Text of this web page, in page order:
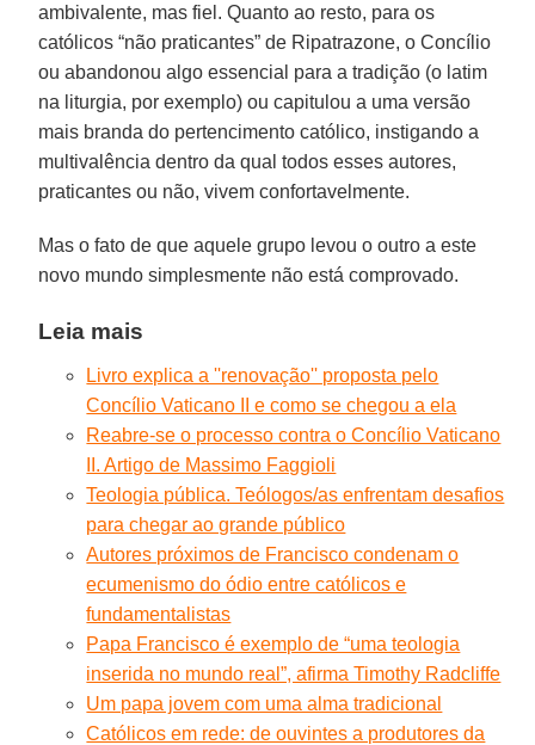
ambivalente, mas fiel. Quanto ao resto, para os
católicos “não praticantes” de Ripatrazone, o Concílio
ou abandonou algo essencial para a tradição (o latim
na liturgia, por exemplo) ou capitulou a uma versão
mais branda do pertencimento católico, instigando a
multivalência dentro da qual todos esses autores,
praticantes ou não, vivem confortavelmente.
Mas o fato de que aquele grupo levou o outro a este
novo mundo simplesmente não está comprovado.
Leia mais
Livro explica a ''renovação'' proposta pelo
Concílio Vaticano II e como se chegou a ela
Reabre-se o processo contra o Concílio Vaticano
II. Artigo de Massimo Faggioli
Teologia pública. Teólogos/as enfrentam desafios
para chegar ao grande público
Autores próximos de Francisco condenam o
ecumenismo do ódio entre católicos e
fundamentalistas
Papa Francisco é exemplo de “uma teologia
inserida no mundo real”, afirma Timothy Radcliffe
Um papa jovem com uma alma tradicional
Católicos em rede: de ouvintes a produtores da